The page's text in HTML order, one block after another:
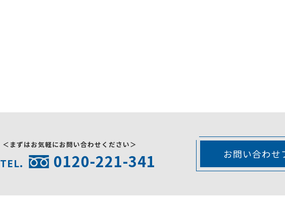
＜まずはお気軽にお問い合わせください＞
TEL. 0120-221-341 お問い合わせ